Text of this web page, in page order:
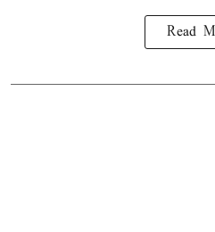
Read